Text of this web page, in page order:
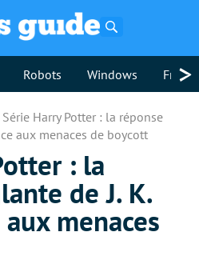
Robots Windows >
Série Harry Potter : la réponse
aux menaces de boycott
: la
de J. K.
menaces